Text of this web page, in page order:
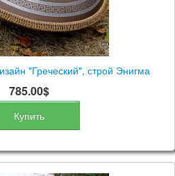
"Греческий", строй Энигма
785.00$
Купить